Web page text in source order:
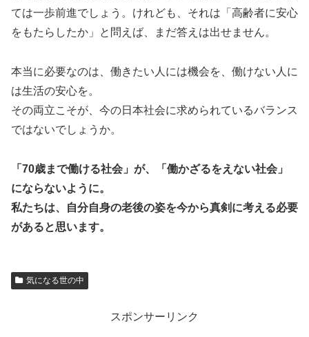
ては一歩前進でしょう。けれども、それは「高齢者に安心
をもたらしたか」と問えば、まだ答えは出せません。
本当に必要なのは、働きたい人には機会を、働けない人に
は生活の安心を。
その両立こそが、今の日本社会に求められているバランス
ではないでしょうか。
「70歳まで働ける社会」が、「働かざるをえない社会」
にならないように。
私たちは、自分自身の老後の姿を今から真剣に考える必要
があると思います。
気になる世の中
スポンサーリンク